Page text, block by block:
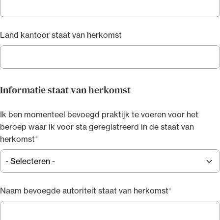
ingeschreven, met inbegrip van de verordeningen
genoemd in artikel 28.
overeenkomstige toepassing voorzover de advocaat
Land kantoor staat van herkomst
Informatie staat van herkomst
Ik ben momenteel bevoegd praktijk te voeren voor het
beroep waar ik voor sta geregistreerd in de staat van
herkomst
Naam bevoegde autoriteit staat van herkomst